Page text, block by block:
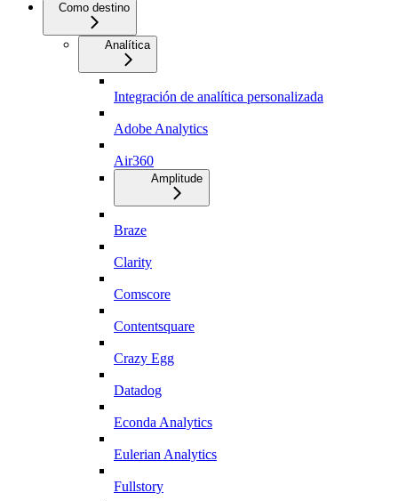
Como destino
Analítica
Integración de analítica personalizada
Adobe Analytics
Air360
Amplitude
Braze
Clarity
Comscore
Contentsquare
Crazy Egg
Datadog
Econda Analytics
Eulerian Analytics
Fullstory